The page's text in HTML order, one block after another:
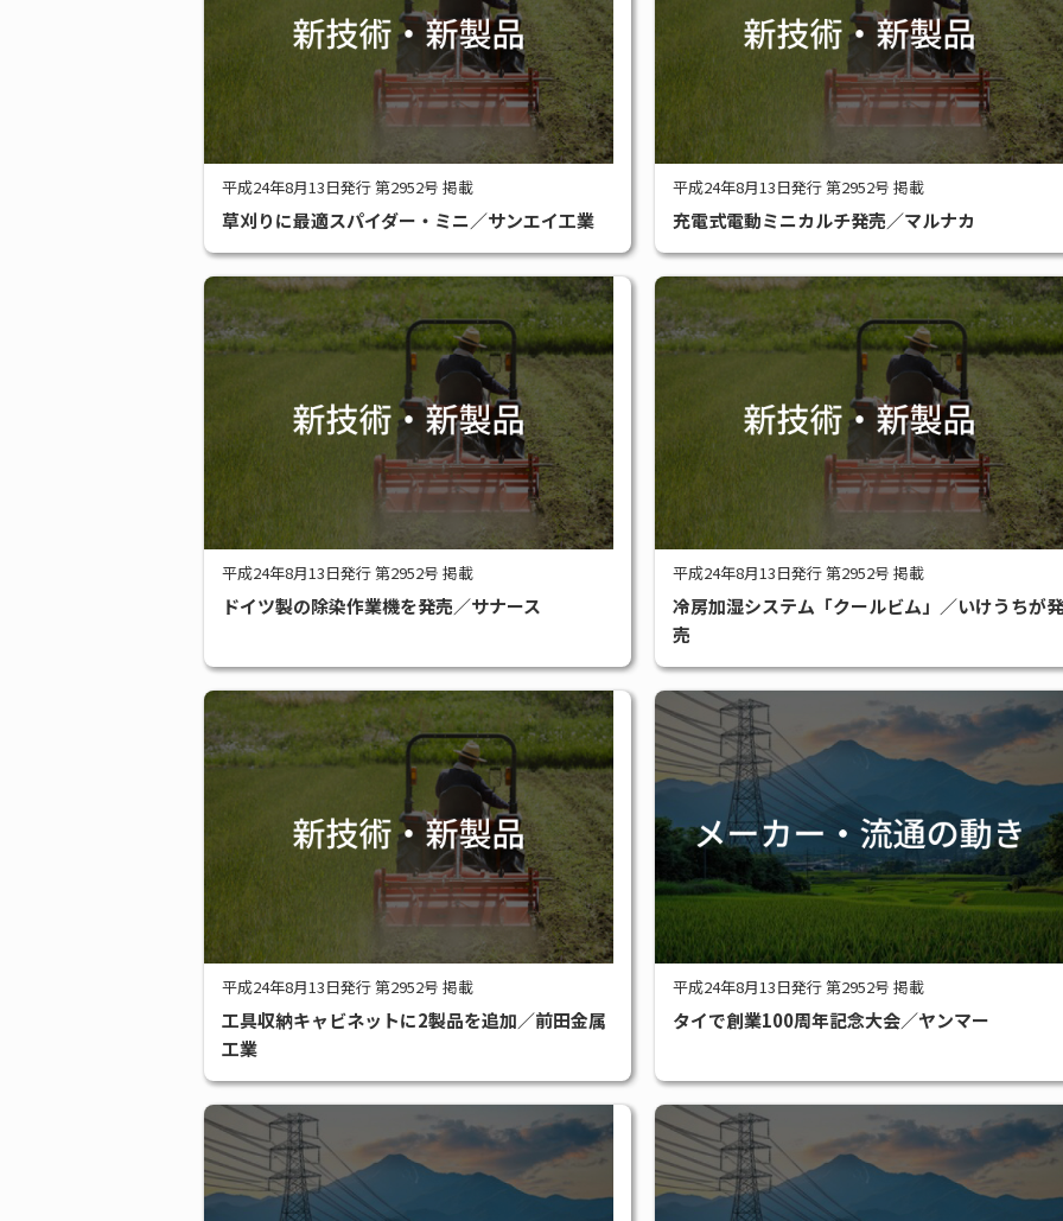
平成24年8月13日発行 第2952号 掲載
草刈りに最適スパイダー・ミニ／サンエイ工業
平成24年8月13日発行 第2952号 掲載
充電式電動ミニカルチ発売／マルナカ
平成24年8月13日発行 第2952号 掲載
ドイツ製の除染作業機を発売／サナース
平成24年8月13日発行 第2952号 掲載
冷房加湿システム「クールビム」／いけうちが発
売
平成24年8月13日発行 第2952号 掲載
工具収納キャビネットに2製品を追加／前田金属
工業
平成24年8月13日発行 第2952号 掲載
タイで創業100周年記念大会／ヤンマー